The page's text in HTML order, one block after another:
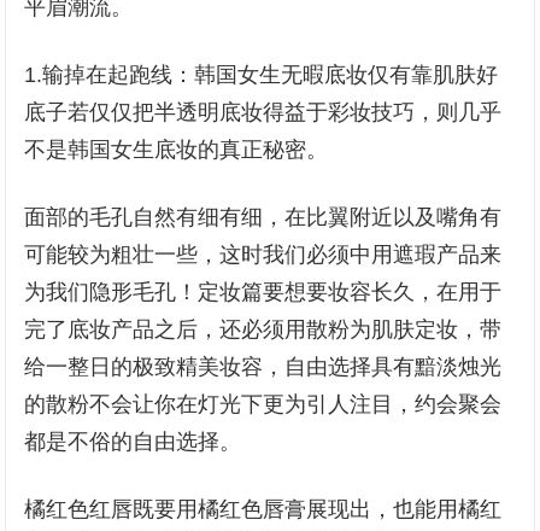
平眉潮流。
1.输掉在起跑线：韩国女生无暇底妆仅有靠肌肤好
底子若仅仅把半透明底妆得益于彩妆技巧，则几乎
不是韩国女生底妆的真正秘密。
面部的毛孔自然有细有细，在比翼附近以及嘴角有
可能较为粗壮一些，这时我们必须中用遮瑕产品来
为我们隐形毛孔！定妆篇要想要妆容长久，在用于
完了底妆产品之后，还必须用散粉为肌肤定妆，带
给一整日的极致精美妆容，自由选择具有黯淡烛光
的散粉不会让你在灯光下更为引人注目，约会聚会
都是不俗的自由选择。
橘红色红唇既要用橘红色唇膏展现出，也能用橘红